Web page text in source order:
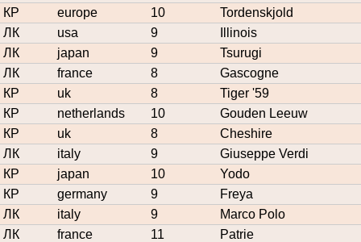
КР
europe 10
Tordenskjold
ЛК
usa 9
Illinois
ЛК
japan 9
Tsurugi
ЛК
france 8
Gascogne
КР
uk 8
Tiger '59
КР
netherlands 10
Gouden Leeuw
КР
uk 8
Cheshire
ЛК
italy 9
Giuseppe Verdi
КР
japan 10
Yodo
КР
germany 9
Freya
ЛК
italy 9
Marco Polo
ЛК
france 11
Patrie